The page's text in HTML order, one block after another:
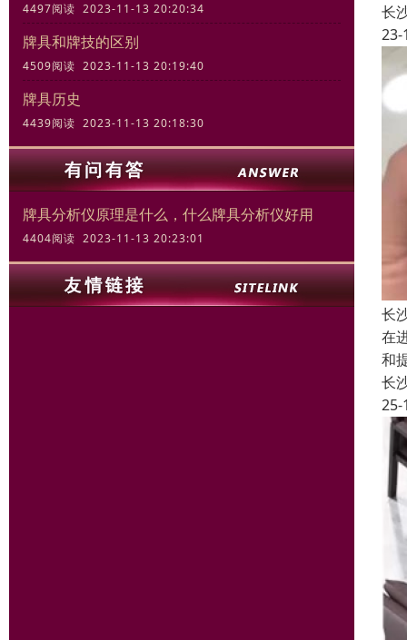
4497阅读 2023-11-13 20:20:34
牌具和牌技的区别
4509阅读 2023-11-13 20:19:40
牌具历史
4439阅读 2023-11-13 20:18:30
牌具分析仪原理是什么，什么牌具分析仪好用
4404阅读 2023-11-13 20:23:01
长
23-
长
在
和
长
25-